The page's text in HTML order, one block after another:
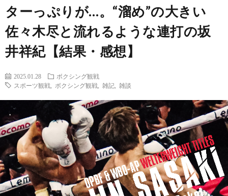
ナ
プ
グ
戦
ン
ド
ラ
ラ
ー
ー
ターっぷりが…。“溜め”の大きい
佐々木尽と流れるような連打の坂
井祥紀【結果・感想】
2025.01.28
ボクシング観戦
スポーツ観戦
ボクシング観戦 雑記 雑談